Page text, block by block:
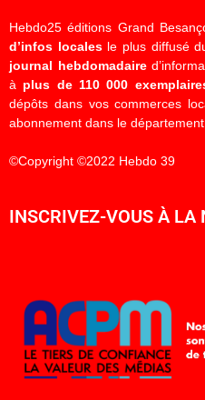
Hebdo25 éditions Grand
d’infos localesle plus diffusé
journal hebdomadaire
à plus de 110 000
dépôts dans vos commerces
abonnement dans le département
©Copyright ©2022 Hebdo 39
INSCRIVEZ-VOUS À LA